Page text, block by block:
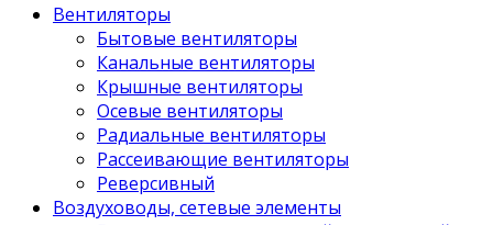
Вентиляторы
Бытовые вентиляторы
Канальные вентиляторы
Крышные вентиляторы
Осевые вентиляторы
Радиальные вентиляторы
Рассеивающие вентиляторы
Реверсивный
Воздуховоды, сетевые элементы